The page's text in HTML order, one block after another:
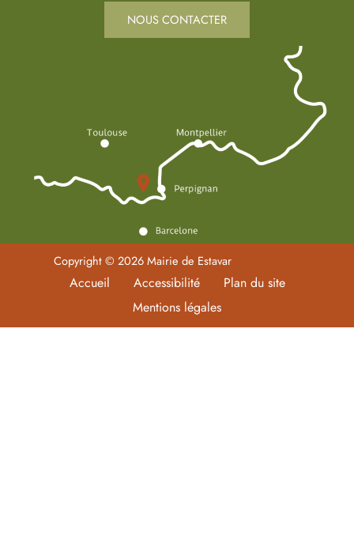
NOUS CONTACTER
Copyright © 2026 Mairie de Estavar
Accueil Accessibilité
Plan du site
Mentions légales